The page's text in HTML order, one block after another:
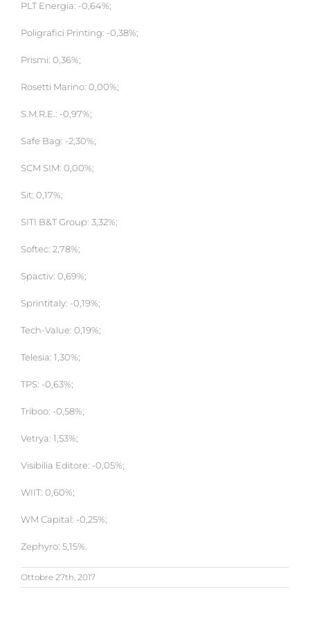
PLT Energia: -0,64%;
Poligrafici Printing: -0,38%;
Prismi: 0,36%;
Rosetti Marino: 0,00%;
S.M.R.E.: -0,97%;
Safe Bag: -2,30%;
SCM SIM: 0,00%;
Sit: 0,17%;
SITI B&T Group: 3,32%;
Softec: 2,78%;
Spactiv: 0,69%;
Sprintitaly: -0,19%;
Tech-Value: 0,19%;
Telesia: 1,30%;
TPS: -0,63%;
Triboo: -0,58%;
Vetrya: 1,53%;
Visibilia Editore: -0,05%;
WIIT: 0,60%;
WM Capital: -0,25%;
Zephyro: 5,15%.
Ottobre 27th, 2017